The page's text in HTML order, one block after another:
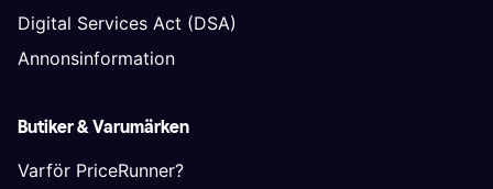
Digital Services Act (DSA)
Annonsinformation
Butiker & Varumärken
Varför PriceRunner?